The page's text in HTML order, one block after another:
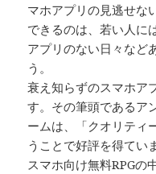
マホアプリの見逃せな
できるのは、若い人に
アプリのない日々など
う。
衰え知らずのスマホア
す。その筆頭であるア
ームは、「クオリティ
うことで好評を得てい
スマホ向け無料RPGの